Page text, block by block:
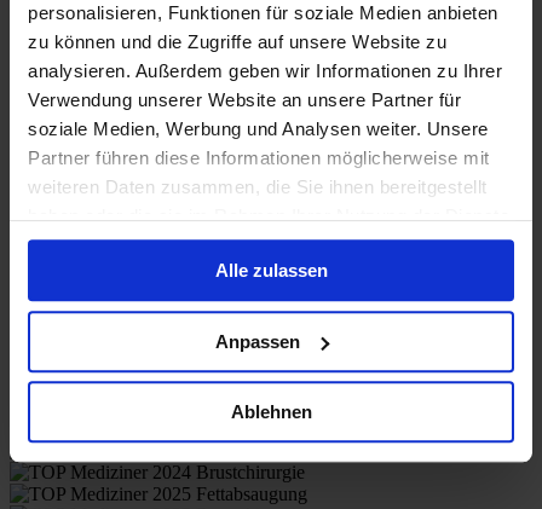
personalisieren, Funktionen für soziale Medien anbieten
zu können und die Zugriffe auf unsere Website zu
analysieren. Außerdem geben wir Informationen zu Ihrer
Verwendung unserer Website an unsere Partner für
soziale Medien, Werbung und Analysen weiter. Unsere
Partner führen diese Informationen möglicherweise mit
weiteren Daten zusammen, die Sie ihnen bereitgestellt
haben oder die sie im Rahmen Ihrer Nutzung der Dienste
gesammelt haben.
Alle zulassen
Anpassen
Ablehnen
Online-Termin
Düsseldorf
Patienten Bewertungen